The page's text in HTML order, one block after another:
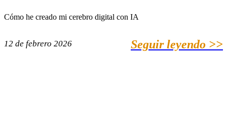
Cómo he creado mi cerebro digital con IA
12 de febrero 2026 Seguir leyendo >>